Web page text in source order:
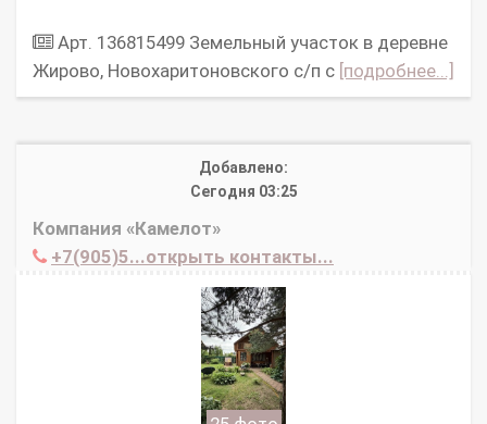
Арт. 136815499 Земельный участок в деревне
Жирово, Новохаритоновского с/п с [подробнее...]
Добавлено:
Сегодня 03:25
Компания «Камелот»
+7(905)5...открыть контакты...